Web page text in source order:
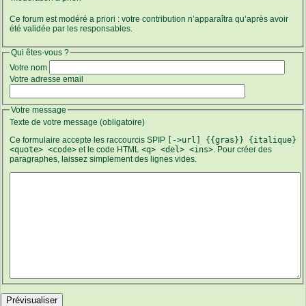
Ce forum est modéré a priori : votre contribution n’apparaîtra qu’après avoir
été validée par les responsables.
Qui êtes-vous ?
Votre nom
Votre adresse email
Votre message
Texte de votre message (obligatoire)
Ce formulaire accepte les raccourcis SPIP
[->url] {{gras}} {italique}
<quote> <code> et le code HTML <q> <del> <ins>. Pour créer des
paragraphes, laissez simplement des lignes vides.